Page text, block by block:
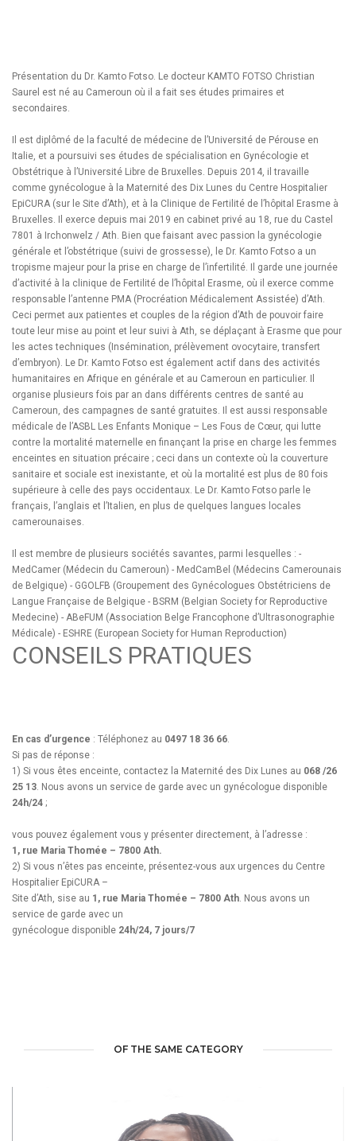
Présentation du Dr. Kamto Fotso. Le docteur KAMTO FOTSO Christian
Saurel est né au Cameroun où il a fait ses études primaires et
secondaires.
Il est diplômé de la faculté de médecine de l’Université de Pérouse en
Italie, et a poursuivi ses études de spécialisation en Gynécologie et
Obstétrique à l’Université Libre de Bruxelles. Depuis 2014, il travaille
comme gynécologue à la Maternité des Dix Lunes du Centre Hospitalier
EpiCURA (sur le Site d’Ath), et à la Clinique de Fertilité de l’hôpital Erasme à
Bruxelles. Il exerce depuis mai 2019 en cabinet privé au 18, rue du Castel
7801 à Irchonwelz / Ath. Bien que faisant avec passion la gynécologie
générale et l’obstétrique (suivi de grossesse), le Dr. Kamto Fotso a un
tropisme majeur pour la prise en charge de l’infertilité. Il garde une journée
d’activité à la clinique de Fertilité de l’hôpital Erasme, où il exerce comme
responsable l’antenne PMA (Procréation Médicalement Assistée) d’Ath.
Ceci permet aux patientes et couples de la région d’Ath de pouvoir faire
toute leur mise au point et leur suivi à Ath, se déplaçant à Erasme que pour
les actes techniques (Insémination, prélèvement ovocytaire, transfert
d’embryon). Le Dr. Kamto Fotso est également actif dans des activités
humanitaires en Afrique en générale et au Cameroun en particulier. Il
organise plusieurs fois par an dans différents centres de santé au
Cameroun, des campagnes de santé gratuites. Il est aussi responsable
médicale de l’ASBL Les Enfants Monique – Les Fous de Cœur, qui lutte
contre la mortalité maternelle en finançant la prise en charge les femmes
enceintes en situation précaire ; ceci dans un contexte où la couverture
sanitaire et sociale est inexistante, et où la mortalité est plus de 80 fois
supérieure à celle des pays occidentaux. Le Dr. Kamto Fotso parle le
français, l’anglais et l’Italien, en plus de quelques langues locales
camerounaises.
Il est membre de plusieurs sociétés savantes, parmi lesquelles : -
MedCamer (Médecin du Cameroun) - MedCamBel (Médecins Camerounais
de Belgique) - GGOLFB (Groupement des Gynécologues Obstétriciens de
Langue Française de Belgique - BSRM (Belgian Society for Reproductive
Medecine) - ABeFUM (Association Belge Francophone d’Ultrasonographie
Médicale) - ESHRE (European Society for Human Reproduction)
CONSEILS PRATIQUES
En cas d’urgence : Téléphonez au 0497 18 36 66
Si pas de réponse :
1) Si vous êtes enceinte, contactez la Maternité des Dix Lunes au 068 /26
25 13 . Nous avons un service de garde avec un gynécologue disponible
24h/24 ;
vous pouvez également vous y présenter directement, à l’adresse :
1, rue Maria Thomée – 7800 Ath.
2) Si vous n’êtes pas enceinte, présentez-vous aux urgences du Centre
Hospitalier EpiCURA –
Site d’Ath, sise au 1, rue Maria Thomée – 7800 Ath . Nous avons un
service de garde avec un
gynécologue disponible 24h/24, 7 jours/7
OF THE SAME CATEGORY